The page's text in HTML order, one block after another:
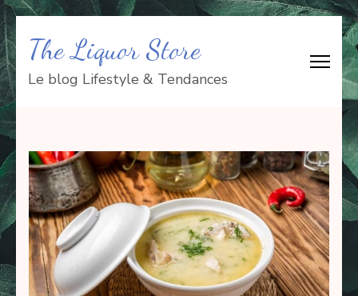
Aller
au
contenu
(Pressez
Entrée)
The Liquor Store
Le blog Lifestyle & Tendances